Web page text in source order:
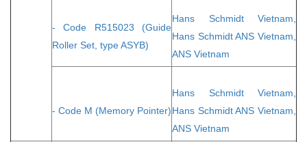
- Code R515023 (Guide
Roller Set, type ASYB)
Hans Schmidt Vietnam,
Hans Schmidt ANS Vietnam,
ANS Vietnam
- Code M (Memory Pointer)
Hans Schmidt Vietnam,
Hans Schmidt ANS Vietnam,
ANS Vietnam